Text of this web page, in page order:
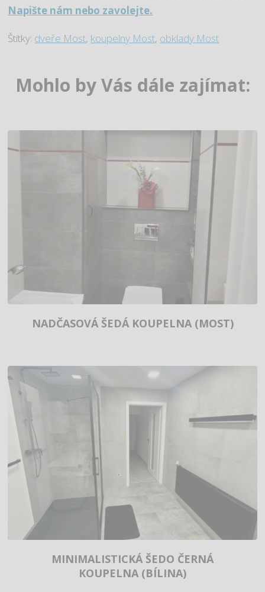
Napište nám nebo zavolejte.
Štítky: dveře Most, koupelny Most, obklady Most
Mohlo by Vás dále zajímat:
NADČASOVÁ ŠEDÁ KOUPELNA (MOST)
MINIMALISTICKÁ ŠEDO ČERNÁ
KOUPELNA (BÍLINA)